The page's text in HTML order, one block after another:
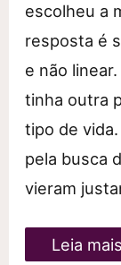
escolheu a
resposta é
e não
tinha outra
tipo de
pela busca
vieram
Por
que
Leia